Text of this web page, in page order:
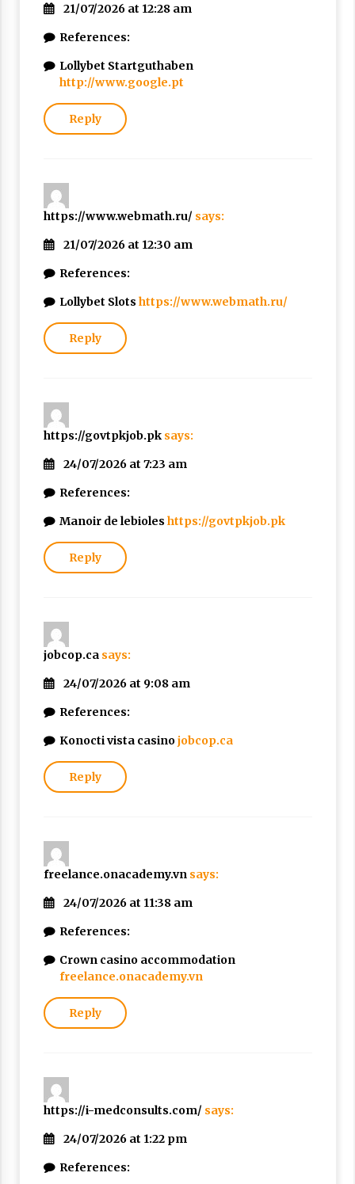
21/07/2026 at 12:28 am
References:
Lollybet Startguthaben
http://www.google.pt
Reply
https://www.webmath.ru/ says:
21/07/2026 at 12:30 am
References:
Lollybet Slots https://www.webmath.ru/
Reply
https://govtpkjob.pk says:
24/07/2026 at 7:23 am
References:
Manoir de lebioles https://govtpkjob.pk
Reply
jobcop.ca says:
24/07/2026 at 9:08 am
References:
Konocti vista casinojobcop.ca
Reply
freelance.onacademy.vn says:
24/07/2026 at 11:38 am
References:
Crown casino accommodation
freelance.onacademy.vn
Reply
https://i-medconsults.com/ says:
24/07/2026 at 1:22 pm
References: